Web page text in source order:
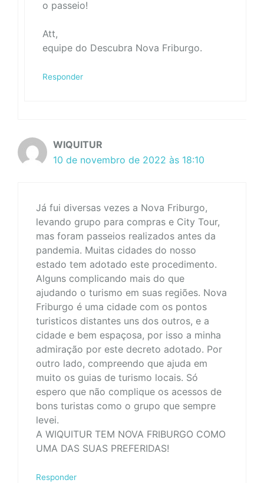
o passeio!
Att,
equipe do Descubra Nova Friburgo.
Responder
WIQUITUR
10 de novembro de 2022 às 18:10
Já fui diversas vezes a Nova Friburgo,
levando grupo para compras e City Tour,
mas foram passeios realizados antes da
pandemia. Muitas cidades do nosso
estado tem adotado este procedimento.
Alguns complicando mais do que
ajudando o turismo em suas regiões. Nova
Friburgo é uma cidade com os pontos
turisticos distantes uns dos outros, e a
cidade e bem espaçosa, por isso a minha
admiração por este decreto adotado. Por
outro lado, compreendo que ajuda em
muito os guias de turismo locais. Só
espero que não complique os acessos de
bons turistas como o grupo que sempre
levei.
A WIQUITUR TEM NOVA FRIBURGO COMO
UMA DAS SUAS PREFERIDAS!
Responder